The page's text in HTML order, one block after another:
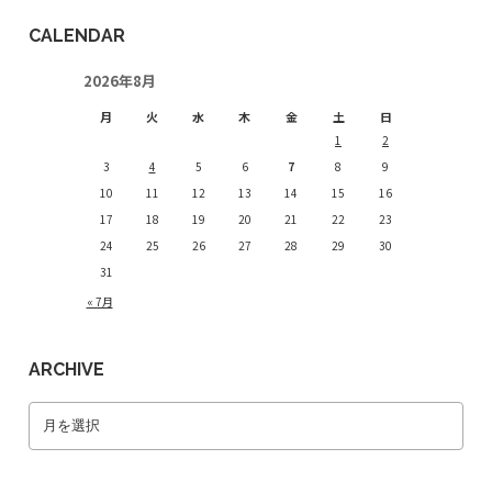
CALENDAR
2026年8月
月 火 水 木 金 土 日
« 7月
1
2
3
4 5 6 7 8
9
10
11 12 13 14 15
16
17
18 19 20 21 22
23
24
25 26 27 28 29
30
31
ARCHIVE